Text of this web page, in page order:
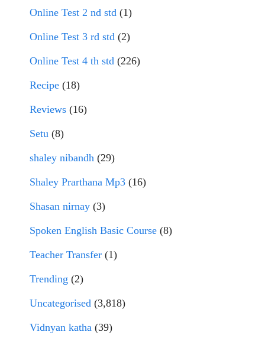
Online Test 2 nd std (1)
Online Test 3 rd std (2)
Online Test 4 th std (226)
Recipe (18)
Reviews (16)
Setu (8)
shaley nibandh (29)
Shaley Prarthana Mp3 (16)
Shasan nirnay (3)
Spoken English Basic Course (8)
Teacher Transfer (1)
Trending (2)
Uncategorised (3,818)
Vidnyan katha (39)